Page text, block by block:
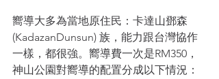
嚮導大多為當地原住民： 卡達山鄧森
(KadazanDunsun) 族，能力跟台灣協作
一樣，都很強。嚮導費一次是RM350，
神山公園對嚮導的配置分成以下情況：